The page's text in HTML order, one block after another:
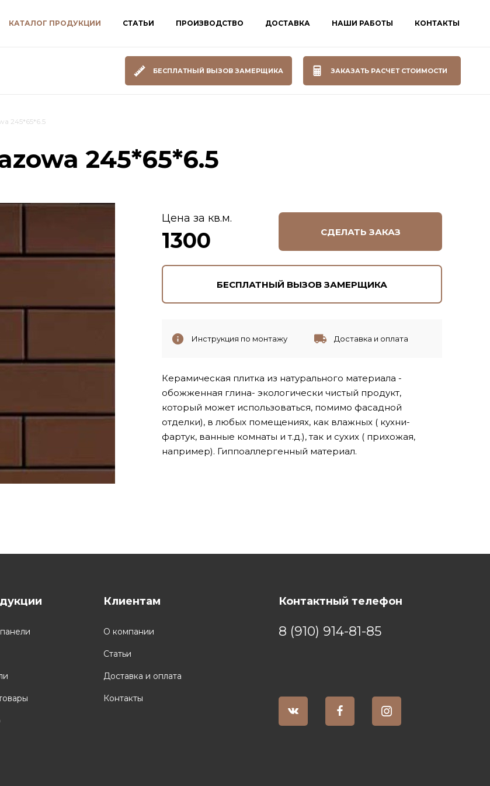
КАТАЛОГ ПРОДУКЦИИ СТАТЬИ ПРОИЗВОДСТВО ДОСТАВКА НАШИ РАБОТЫ КОНТАКТЫ
БЕСПЛАТНЫЙ ВЫЗОВ ЗАМЕРЩИКА ЗАКАЗАТЬ РАСЧЕТ СТОИМОСТИ
245*65*6.5
245*65*6.5
Цена за кв.м.
1300 СДЕЛАТЬ ЗАКАЗ
БЕСПЛАТНЫЙ ВЫЗОВ ЗАМЕРЩИКА
Инструкция по монтажу Доставка и оплата
Керамическая плитка из натурального материала -
обожженная глина- экологически чистый продукт,
который может использоваться, помимо фасадной
отделки), в любых помещениях, как влажных ( кухни-
фартук, ванные комнаты и т.д.), так и сухих ( прихожая,
например). Гиппоаллергенный материал.
Клиентам
О компании
Статьи
Доставка и оплата
Контакты
Контактный телефон
8 (910) 914-81-85